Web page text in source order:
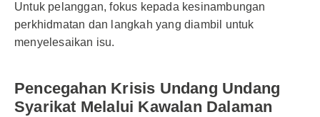
Untuk pelanggan, fokus kepada kesinambungan
perkhidmatan dan langkah yang diambil untuk
menyelesaikan isu.
Pencegahan Krisis Undang Undang
Syarikat Melalui Kawalan Dalaman